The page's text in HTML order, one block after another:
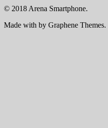
© 2018 Arena Smartphone.
Made with by Graphene Themes.